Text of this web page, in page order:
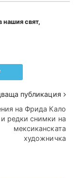
нашия свят,
публикация
на Фрида Кало
редки снимки на
мексиканската
художничка